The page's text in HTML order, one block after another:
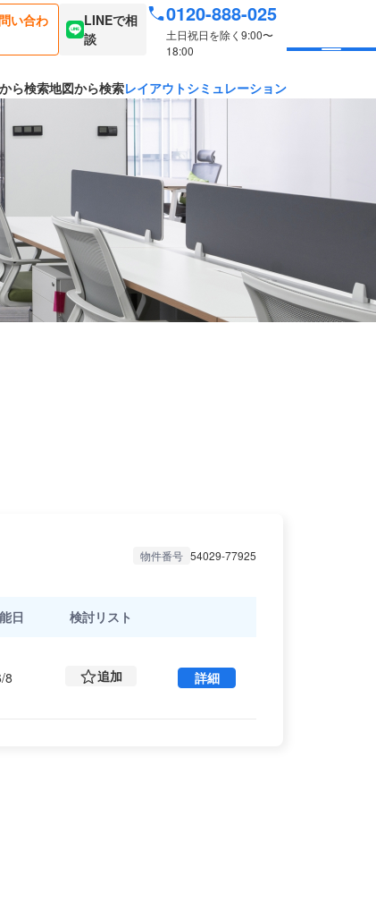
い合わ
LINEで相
談
0120-888-025
土日祝日を除く9:00〜
18:00
ら検索地図から検索レイアウトシミュレーション
物件番号 54029-77925
日 検討リスト
8 追加 詳細